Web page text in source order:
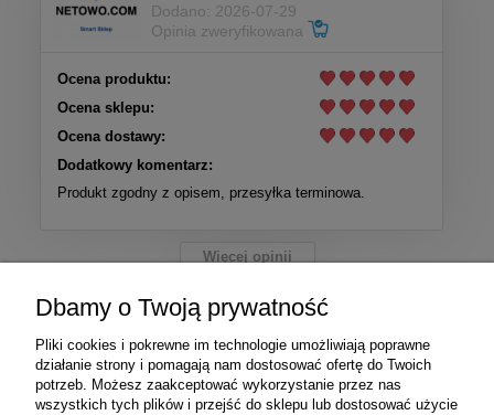
Dodano: 2026-07-29
Opinia zweryfikowana
Ocena produktu:
Ocena sklepu:
Ocena dostawy:
Dodatkowy komentarz:
Produkt zgodny z opisem, przesyłka terminowa.
Więcej opinii
PayPro jest operatorem kart płatniczych
Dbamy o Twoją prywatność
Pliki cookies i pokrewne im technologie umożliwiają poprawne
działanie strony i pomagają nam dostosować ofertę do Twoich
potrzeb. Możesz zaakceptować wykorzystanie przez nas
wszystkich tych plików i przejść do sklepu lub dostosować użycie